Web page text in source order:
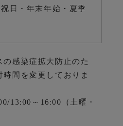
日・年末年始・夏季
の感染症拡大防止のた
間を変更しておりま
13:00～16:00（土曜・